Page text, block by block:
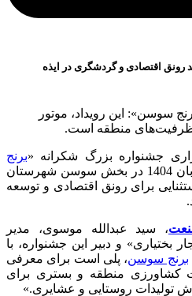
رونق اقتصادی و گردشگری در ایذه
سوسن»: این رویداد، موتور
ظرفیت‌های منطقه است.
جشنواره بزرگ شکرانه «برنج
» در روزهای 14 تا 16 آبان 1404 در بخش سوسن شهرستان
برای رونق اقتصادی و توسعه
، سید عبدالله موسوی، مدیر
و دبیر این جشنواره، با
برنج سوسن، پلی است برای معرفی
کشاورزی منطقه و بستری برای
تولیدات روستایی و عشایری.»